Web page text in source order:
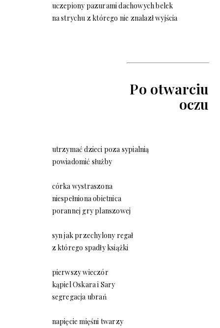
uczepiony pazurami dachowych belek
na strychu z którego nie znalazł wyjścia
Po otwarciu
oczu
utrzymać dzieci poza sypialnią
powiadomić służby
córka wystraszona
niespełniona obietnica
porannej gry planszowej
syn jak przechylony regał
z którego spadły książki
pierwszy wieczór
kąpiel Oskara i Sary
segregacja ubrań
napięcie mięśni twarzy